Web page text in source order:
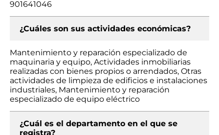
901641046
¿Cuáles son sus actividades económicas?
Mantenimiento y reparación especializado de
maquinaria y equipo, Actividades inmobiliarias
realizadas con bienes propios o arrendados, Otras
actividades de limpieza de edificios e instalaciones
industriales, Mantenimiento y reparación
especializado de equipo eléctrico
¿Cuál es el departamento en el que se
registra?